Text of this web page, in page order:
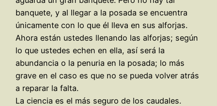
banquete, y al llegar a la posada se encuentra
únicamente con lo que él lleva en sus alforjas.
Ahora están ustedes llenando las alforjas; según
lo que ustedes echen en ella, así será la
abundancia o la penuria en la posada; lo más
grave en el caso es que no se pueda volver atrás
a reparar la falta.
La ciencia es el más seguro de los caudales.